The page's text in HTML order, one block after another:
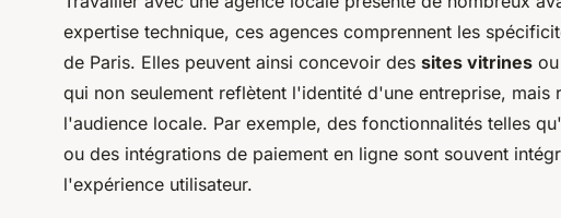
expertise technique, ces agences comprennent les
de Paris. Elles peuvent ainsi concevoir des sites vitrines
qui non seulement reflètent l'identité d'une entreprise, mais
l'audience locale. Par exemple, des fonctionnalités telles
ou des intégrations de paiement en ligne sont souvent
l'expérience utilisateur.